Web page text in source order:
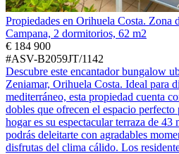
Propiedades en Orihuela Costa. Zona
Campana, 2 dormitorios, 62 m2
€ 184 900
#ASV-B2059JT/1142
Descubre este encantador bungalow
Zeniamar, Orihuela Costa. Ideal para
mediterráneo, esta propiedad cuenta
dobles que ofrecen el espacio
hogar es su espectacular terraza de 43
podrás deleitarte con agradables
disfrutas del clima cálido. Los